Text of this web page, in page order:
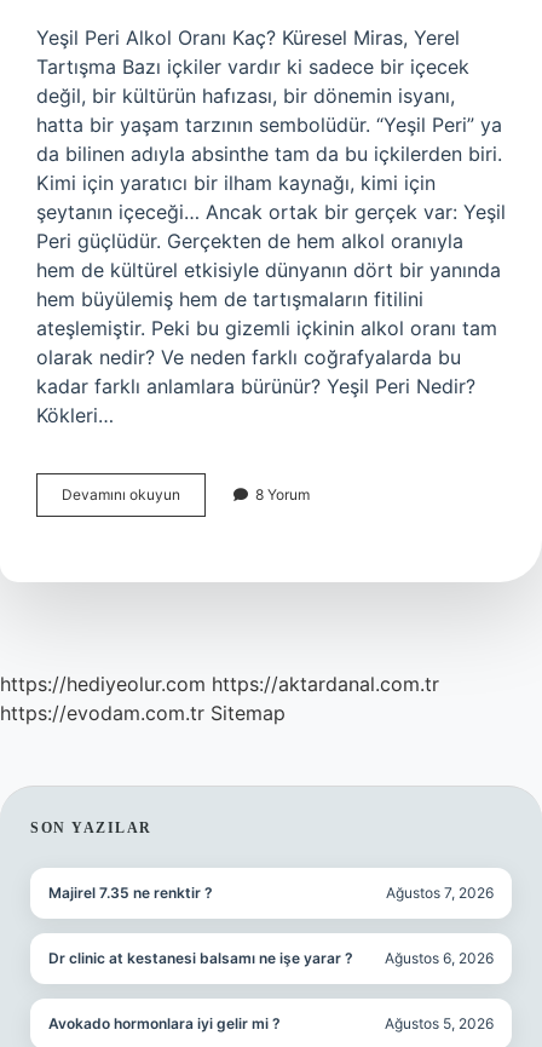
Yeşil Peri Alkol Oranı Kaç? Küresel Miras, Yerel
Tartışma Bazı içkiler vardır ki sadece bir içecek
değil, bir kültürün hafızası, bir dönemin isyanı,
hatta bir yaşam tarzının sembolüdür. “Yeşil Peri” ya
da bilinen adıyla absinthe tam da bu içkilerden biri.
Kimi için yaratıcı bir ilham kaynağı, kimi için
şeytanın içeceği… Ancak ortak bir gerçek var: Yeşil
Peri güçlüdür. Gerçekten de hem alkol oranıyla
hem de kültürel etkisiyle dünyanın dört bir yanında
hem büyülemiş hem de tartışmaların fitilini
ateşlemiştir. Peki bu gizemli içkinin alkol oranı tam
olarak nedir? Ve neden farklı coğrafyalarda bu
kadar farklı anlamlara bürünür? Yeşil Peri Nedir?
Kökleri…
Devamını okuyun
Peri
kaç
8 Yorum
https://hediyeolur.com https://aktardanal.com.tr
https://evodam.com.tr Sitemap
SIDEBAR
SON YAZILAR
Majirel 7.35 ne renktir ? Ağustos 7, 2026
Dr clinic at kestanesi balsamı ne işe yarar ? Ağustos 6, 2026
Avokado hormonlara iyi gelir mi ? Ağustos 5, 2026